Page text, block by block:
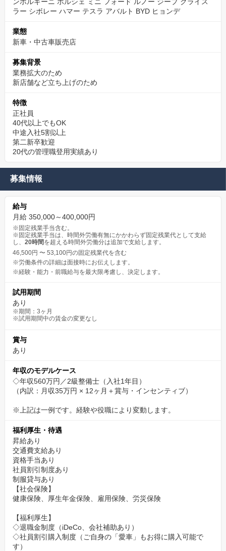
※URLをコピー＆ペーストしてご予約ください。
（「応募する」ボタンからのエントリーも、もちろん大歓迎で
す！）
ラー シボレー ハマー テスラ アバルト BYD ヒョンデ
業態
新車・中古車販売店
募集背景
業務拡大のため
新店舗など立ち上げのため
特徴
正社員
40代以上でもOK
中途入社5割以上
第二新卒歓迎
20代の管理職登用実績あり
募集情報
給与
月給 350,000～400,000円
※固定残業手当含む。
※固定残業手当は、時間外労働有無にかかわらず固定残業代として支給
し、 20時間を超える時間外労働分は追加で支給します。
46,500円 〜 53,100円の固定残業代を含む
※労働条件の詳細は面接時にお伝えします。
※経験・能力・前職給与を最大限考慮し、決定します。
試用期間
あり
※期間：3ヶ月
※試用期間中の賃金の変更なし
賞与
あり
年収のモデルケース
◇年収560万円／2級整備士（入社1年目）
（内訳：月収35万円 × 12ヶ月＋賞与・インセンティブ）
※上記は一例です。経験や役職により変動します。
福利厚生・待遇
昇給あり
交通費支給あり
資格手当あり
社員割引制度あり
制服貸与あり
【社会保険】
健康保険、厚生年金保険、雇用保険、労災保険
【福利厚生】
◇退職金制度（iDeCo、会社補助あり）
◇社員割引購入制度（ご自身の「愛車」もお得に購入可能で
す）